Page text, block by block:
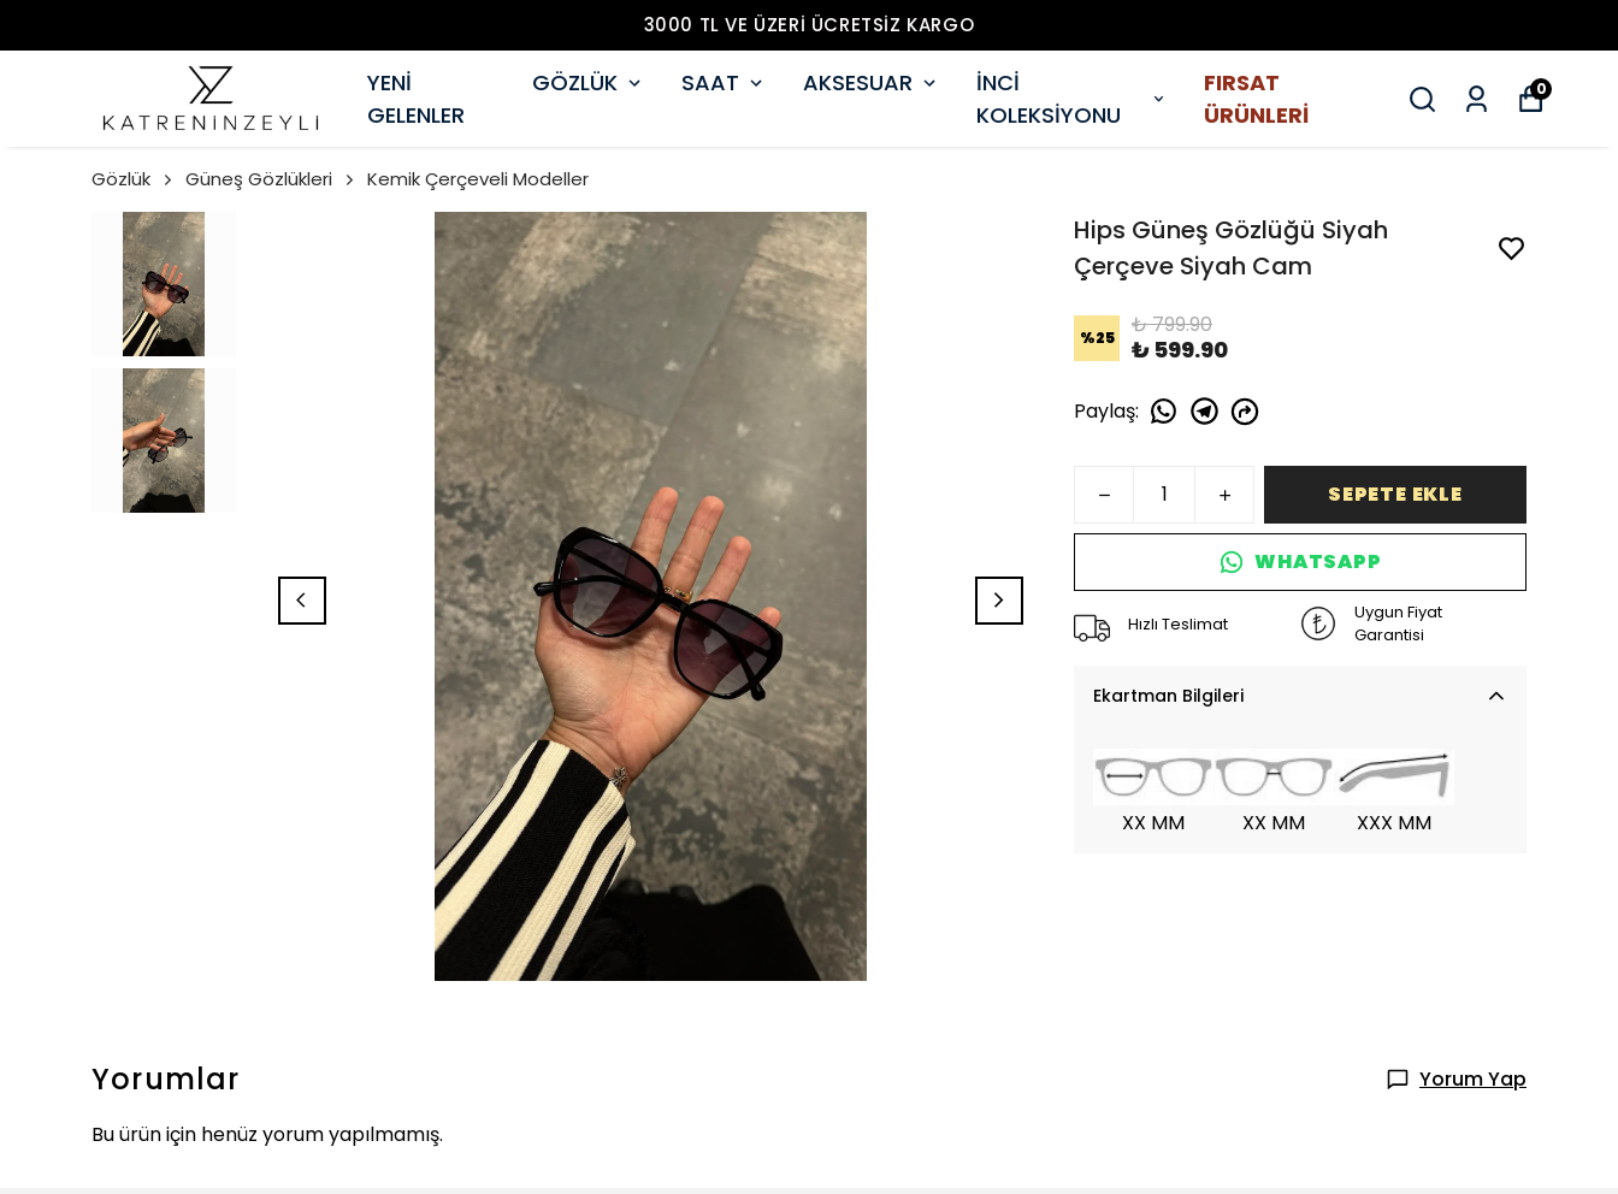
3000 TL VE ÜZERİ ÜCRETSİZ KARGO
YENİ
GELENLER
GÖZLÜK SAAT AKSESUAR
İNCİ
KOLEKSİYONU
FIRSAT
ÜRÜNLERİ
0
Gözlük Güneş Gözlükleri Kemik Çerçeveli Modeller
Hips Güneş Gözlüğü Siyah
Çerçeve Siyah Cam
%25 ₺ 799.90
₺ 599.90
Paylaş:
SEPETE EKLE
WHATSAPP
Hızlı Teslimat
Uygun Fiyat
Garantisi
Ekartman Bilgileri
XX MM XX MM XXX MM
Yorumlar
Yorum Yap
Bu ürün için henüz yorum yapılmamış.